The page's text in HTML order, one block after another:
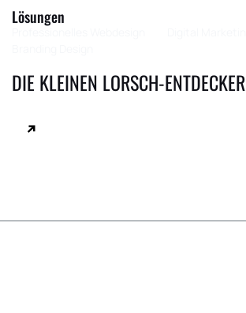
Lösungen
DIE KLEINEN LORSCH-ENTDECKER